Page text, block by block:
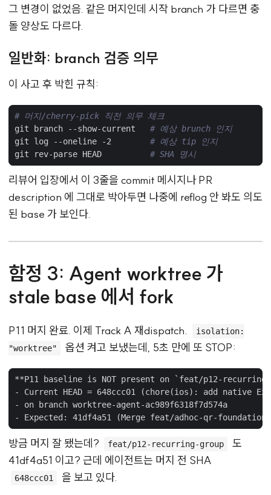
그 변경이 없었음. 같은 머지인데 시작 branch 가 다르면 충
돌 양상도 다르다.
일반화: branch 검증 의무
이 사고 후 박힌 규칙:
# 머지/cherry-pick 직전 의무 체크
git branch --show-current # 예상 brunch 인지
git log --oneline -2 # 예상 tip 인지
git rev-parse HEAD # SHA 명시
리뷰어 입장에서 이 3줄을 commit 메시지나 PR
description 에 그대로 박아두면 나중에 reflog 안 봐도 의도
된 base 가 보인다.
함정 3: Agent worktree 가
stale base 에서 fork
P11 머지 완료. 이제 Track A 재dispatch.
isolation:
"worktree"
옵션 켜고 보냈는데, 5초 만에 또 STOP:
방금 머지 잘 됐는데? feat/p12-recurring-group
도
41df4a51 이고? 근데 에이전트는 머지 전 SHA
648ccc01 을 보고 있다.